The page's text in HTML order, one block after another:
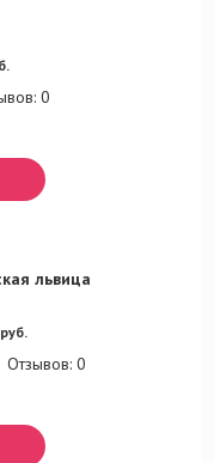
0
львица
Отзывов: 0